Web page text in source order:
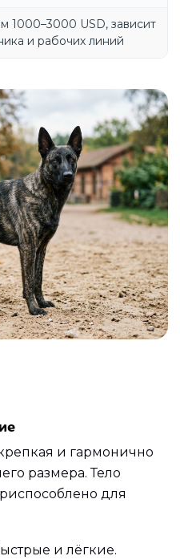
1000–3000 USD, зависит
и рабочих линий
и гармонично
размера. Тело
для
и лёгкие.